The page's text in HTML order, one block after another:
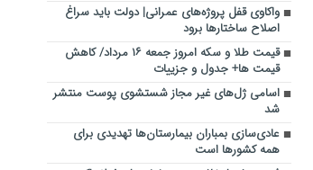
واکاوی قفل پروژه‌های عمرانی| دولت باید سراغ
اصلاح ساختارها برود
قیمت طلا و سکه امروز جمعه ۱۶ مرداد/ کاهش
قیمت ها+ جدول و جزییات
اسامی ژل‌های غیر مجاز شستشوی پوست منتشر
شد
عادی‌سازی بمباران بیمارستان‌ها تهدیدی برای
همه کشورها است